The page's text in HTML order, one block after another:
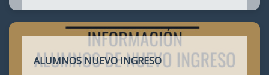
ALUMNOS NUEVO INGRESO